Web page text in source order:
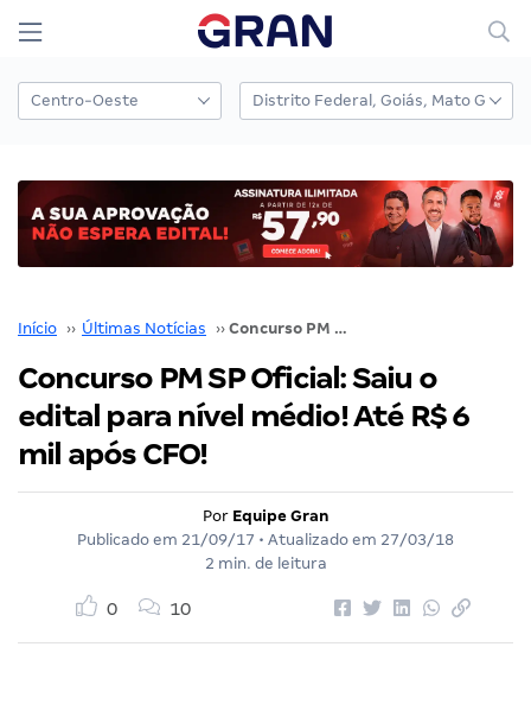
Início ›› Últimas Notícias ›› Concurso PM SP Oficial: Saiu o edital para nível médio! Até R$ 6 mil após CFO!
Concurso PM SP Oficial: Saiu o
edital para nível médio! Até R$ 6
mil após CFO!
Por Equipe Gran
Publicado em 21/09/17 • Atualizado em 27/03/18
2 min. de leitura
0 10